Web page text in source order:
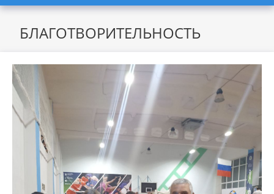
БЛАГОТВОРИТЕЛЬНОСТЬ